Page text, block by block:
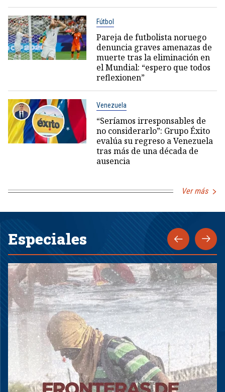
Fútbol
Pareja de futbolista noruego
denuncia graves amenazas de
muerte tras la eliminación en
el Mundial: “espero que todos
reflexionen”
Venezuela
“Seríamos irresponsables de
no considerarlo”: Grupo Éxito
evalúa su regreso a Venezuela
tras más de una década de
ausencia
Ver más
Especiales